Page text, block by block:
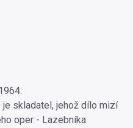
skladatel, jehož dílo mizí
oper - Lazebníka